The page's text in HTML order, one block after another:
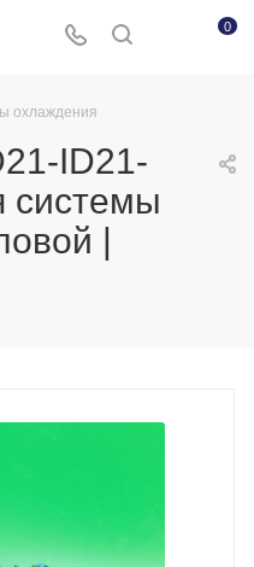
0
охлаждения
ID21-
системы
|